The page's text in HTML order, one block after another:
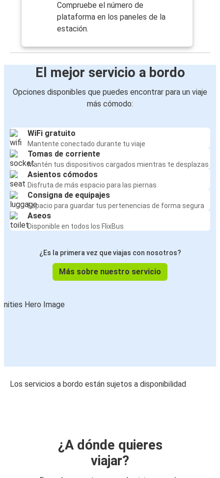
Compruebe el número de
plataforma en los paneles de la
estación.
El mejor servicio a bordo
Opciones disponibles que puedes encontrar para un viaje
más cómodo:
WiFi gratuito
Mantente conectado durante tu viaje
Tomas de corriente
Mantén tus dispositivos cargados mientras te desplazas
Asientos cómodos
Disfruta de más espacio para las piernas
Consigna de equipajes
Espacio para guardar tus pertenencias de forma segura
Aseos
Disponible en todos los FlixBus
¿Es la primera vez que viajas con nosotros?
Más sobre nuestro servicio
Los servicios a bordo están sujetos a disponibilidad
¿A dónde quieres
viajar?